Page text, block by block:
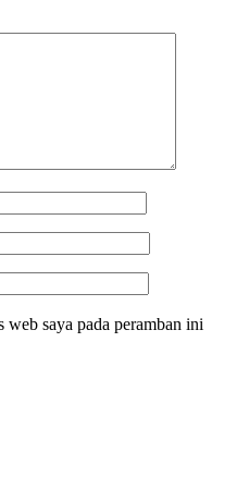
web saya pada peramban ini